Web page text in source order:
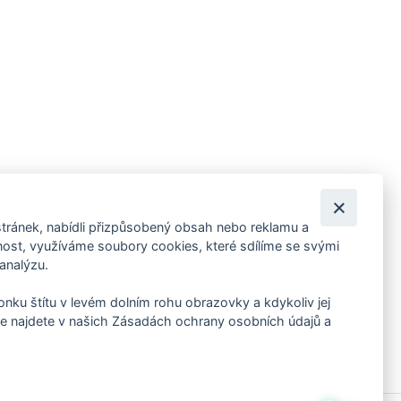
pozvánky na kulturní a sportovní akce?
nabídli přizpůsobený obsah nebo reklamu a
využíváme soubory cookies, které sdílíme se svými
štítu v levém dolním rohu obrazovky a kdykoliv jej
najdete v našich Zásadách ochrany osobních údajů a